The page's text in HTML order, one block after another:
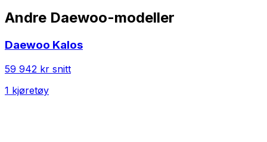
Andre Daewoo-modeller
Daewoo Kalos
59 942 kr snitt
1 kjøretøy